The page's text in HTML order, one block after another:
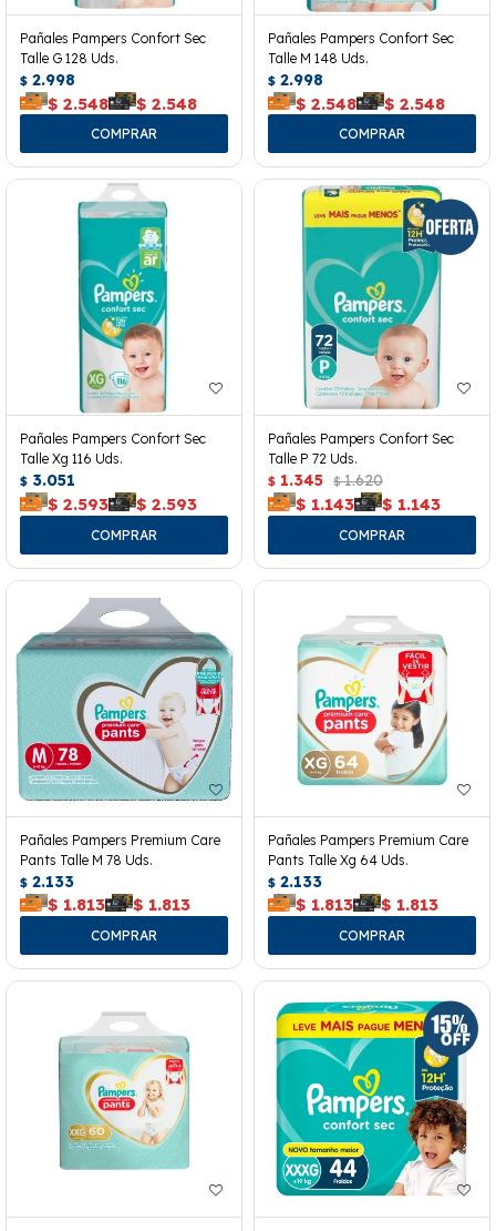
Pañales Pampers Confort Sec
Talle G 128 Uds.
$ 2.998
$ 2.548 $ 2.548
Pañales Pampers Confort Sec
Talle M 148 Uds.
$ 2.998
$ 2.548 $ 2.548
Pañales Pampers Confort Sec
Talle Xg 116 Uds.
$ 3.051
$ 2.593 $ 2.593
Pañales Pampers Confort Sec
Talle P 72 Uds.
$ 1.345 $ 1.620
$ 1.143 $ 1.143
Pañales Pampers Premium Care
Pants Talle M 78 Uds.
$ 2.133
$ 1.813 $ 1.813
Pañales Pampers Premium Care
Pants Talle Xg 64 Uds.
$ 2.133
$ 1.813 $ 1.813